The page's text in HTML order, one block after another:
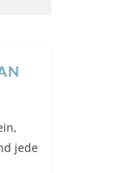
jede